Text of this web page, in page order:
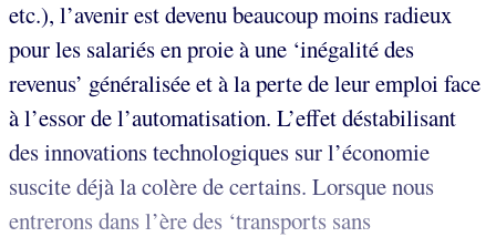
etc.), l’avenir est devenu beaucoup moins radieux
pour les salariés en proie à une ‘inégalité des
revenus’ généralisée et à la perte de leur emploi face
à l’essor de l’automatisation. L’effet déstabilisant
des innovations technologiques sur l’économie
suscite déjà la colère de certains. Lorsque nous
entrerons dans l’ère des ‘transports sans